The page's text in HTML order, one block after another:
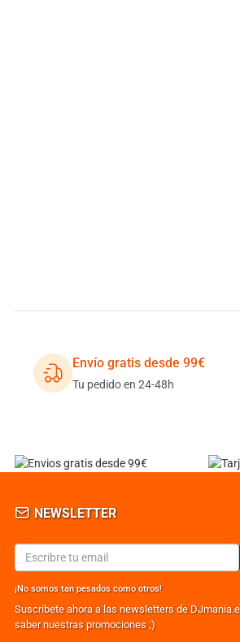
Envío gratis desde 99€
Tu pedido en 24-48h
NEWSLETTER
¡No somos tan pesados como otros!
Suscribete ahora a las newsletters de
saber nuestras promociones ;)